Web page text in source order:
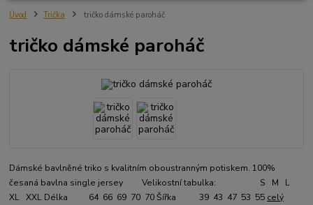
Úvod Trička tričko dámské paroháč
tričko dámské paroháč
Dámské bavlněné triko s kvalitním oboustranným potiskem. 100%
česaná bavlna single jersey Velikostní tabulka: S M L
XL XXL Délka 64 66 69 70 70 Šířka 39 43 47 53 55 celý